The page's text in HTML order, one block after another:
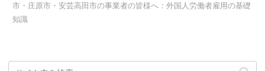
市・庄原市・安芸高田市の事業者の皆様へ：外国人労働者雇用の基礎
知識